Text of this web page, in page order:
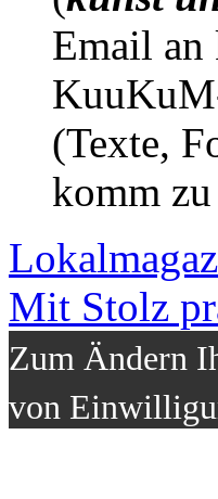
Email an
(Texte,
komm
Mit Stolz
Zum Ändern
von